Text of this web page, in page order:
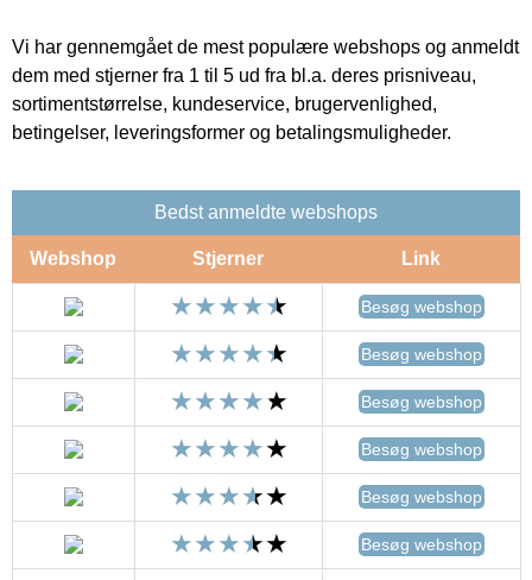
Vi har gennemgået de mest populære webshops og anmeldt
dem med stjerner fra 1 til 5 ud fra bl.a. deres prisniveau,
sortimentstørrelse, kundeservice, brugervenlighed,
betingelser, leveringsformer og betalingsmuligheder.
Bedst anmeldte webshops
Webshop Stjerner Link
Besøg webshop
Besøg webshop
Besøg webshop
Besøg webshop
Besøg webshop
Besøg webshop